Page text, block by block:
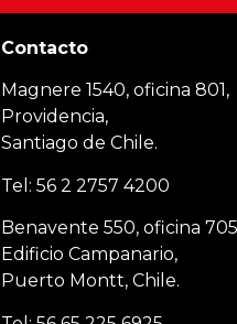
Contacto
Magnere 1540, oficina 801,
Providencia,
Santiago de Chile.
Tel: 56 2 2757 4200
Benavente 550, oficina
Edificio Campanario,
Puerto Montt, Chile.